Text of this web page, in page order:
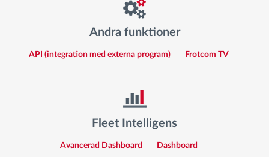
Andra funktioner
API (integration med externa program) Frotcom TV
Fleet Intelligens
Avancerad Dashboard Dashboard